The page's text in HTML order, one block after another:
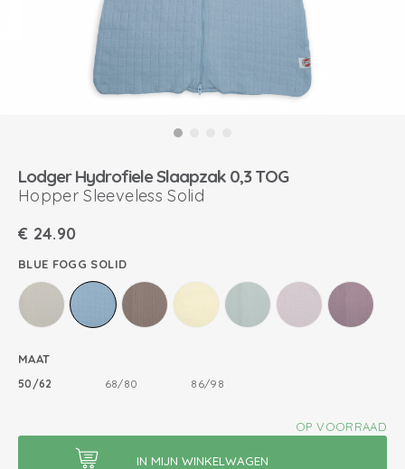
Lodger Hydrofiele Slaapzak 0,3 TOG
Hopper Sleeveless Solid
€ 24.90
BLUE FOGG SOLID
MAAT
50/62 68/80 86/98
OP VOORRAAD